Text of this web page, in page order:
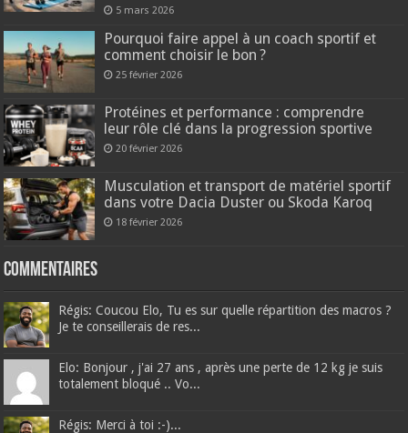
5 mars 2026
Pourquoi faire appel à un coach sportif et
comment choisir le bon ?
25 février 2026
Protéines et performance : comprendre
leur rôle clé dans la progression sportive
20 février 2026
Musculation et transport de matériel sportif
dans votre Dacia Duster ou Skoda Karoq
18 février 2026
Commentaires
Régis: Coucou Elo, Tu es sur quelle répartition des macros ?
Je te conseillerais de res...
Elo: Bonjour , j'ai 27 ans , après une perte de 12 kg je suis
totalement bloqué .. Vo...
Régis: Merci à toi :-)...